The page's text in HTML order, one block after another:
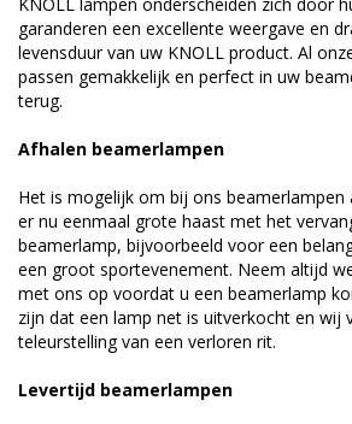
garanderen een excellente weergave en
levensduur van uw KNOLL product. Al
passen gemakkelijk en perfect in uw
terug.
Afhalen beamerlampen
Het is mogelijk om bij ons beamerlampen
er nu eenmaal grote haast met het
beamerlamp, bijvoorbeeld voor een
een groot sportevenement. Neem altijd
met ons op voordat u een beamerlamp
zijn dat een lamp net is uitverkocht en wij
teleurstelling van een verloren rit.
Levertijd beamerlampen